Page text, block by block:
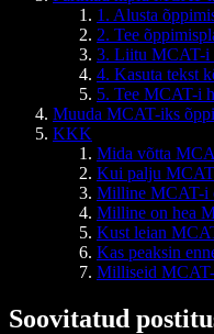
1. Alusta
2. Tee
3. Liitu MCAT-i
4. Kasuta tekst
5. Tee MCAT-i
Muuda MCAT-iks
KKK
Mida võtta
Kui palju MCAT
Milline MCAT-i
Milline on hea
Kust leian
Kas peaksin
Milliseid
Soovitatud